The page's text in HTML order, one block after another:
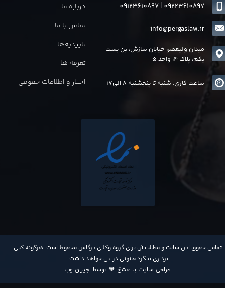
​تمامی حقوق این سایت و مطالب آن برای گروه وکلای پرگاس محفوظ است. هرگونه کپی
برداری پیگرد قانونی در پی خواهد داشت​​​​​​​.
طراحی سایت با عشق 🧡 توسط جیران وب
درباره ما
تماس با ما
تاییدیه‌ها
تعرفه ها
اخبار و اطلاعات حقوقی
info@pergaslaw.ir
09123610897| 09223610897
میدان ولیعصر، خیابان سازش، بن بست
یکم، پلاک 4، واحد 5
ساعت کاری: شنبه تا پنجشنبه 8 الی17